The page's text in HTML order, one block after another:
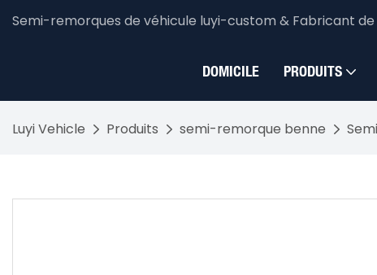
Semi-remorques de véhicule luyi-custom & Fabricant
DOMICILE PRODUITS
Luyi Vehicle Produits semi-remorque benne